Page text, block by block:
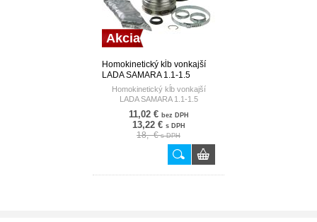
Akcia
Homokinetický kĺb vonkajší
LADA SAMARA 1.1-1.5
HART
Homokinetický kĺb vonkajší
LADA SAMARA 1.1-1.5
11,02 € bez DPH
13,22 € s DPH
18,- €s DPH